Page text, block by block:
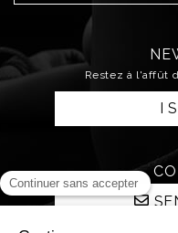
Restez à l'affût
I